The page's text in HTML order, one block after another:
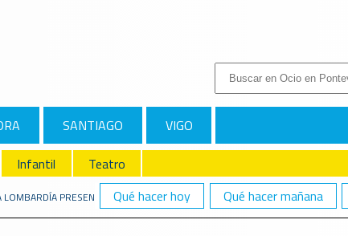
Buscar:
SANTIAGO VIGO
Infantil
Teatro
Qué hacer hoy
Qué hacer mañana
LOMBARDÍA PRESENTA “MUDANZA” EN EL MUSEO DE PONTEVEDRA